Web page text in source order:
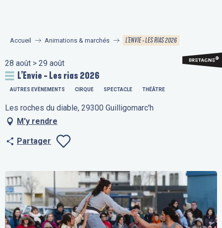
principal
Accueil Animations & marchés L’ENVIE - LES RIAS 2026
28 août > 29 août
L’Envie - Les rias 2026
AUTRES EVÈNEMENTS CIRQUE SPECTACLE THÉÂTRE
Les roches du diable, 29300 Guilligomarc'h
M'y rendre
Partager